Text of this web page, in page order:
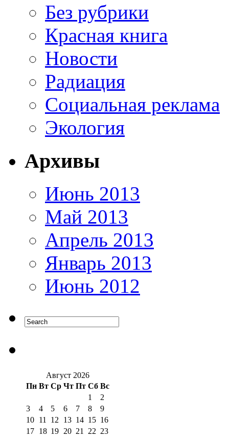
Без рубрики
Красная книга
Новости
Радиация
Социальная реклама
Экология
Архивы
Июнь 2013
Май 2013
Апрель 2013
Январь 2013
Июнь 2012
Август 2026
Пн Вт Ср Чт Пт Сб Вс
1
2
3
4 5 6 7 8
9
10 11 12 13 14 15 16
17 18 19 20 21 22 23